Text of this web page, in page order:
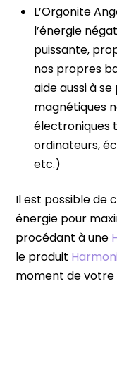
L’Orgonite
l’énergie
puissante,
nos propres
aide aussi à
magnétiques
électroniques
ordinateurs,
etc.)
Il est possible de
énergie pour
procédant à une
le produit
moment de votre